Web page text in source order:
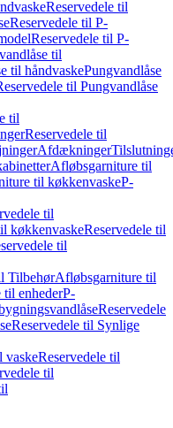
Reservedele til
Reservedele til P-
Reservedele til P-
til
til håndvaskePungvandlåse
til Pungvandlåse
til
Reservedele til
Afdækninger
Afløbsgarniture til
til køkkenvaskeP-
til
køkkenvaskeReservedele til
til
TilbehørAfløbsgarniture til
til enhederP-
Reservedele
Reservedele til Synlige
vaskeReservedele til
til